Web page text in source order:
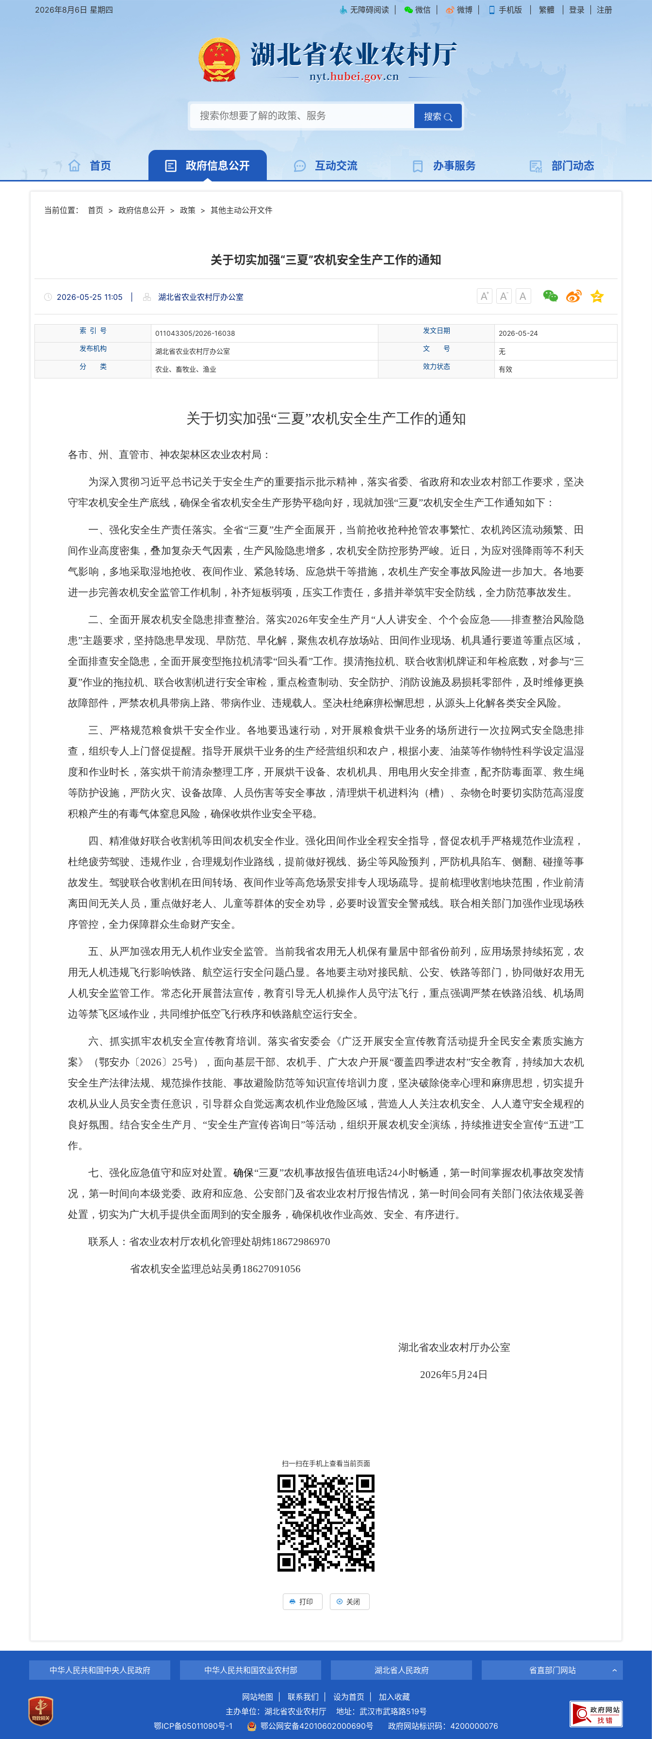
2026年8月6日 星期四 无障碍阅读 微信 微博 手机版 繁體 登录 注册
搜索
首页 政府信息公开 互动交流 办事服务 部门动态
当前位置： 首页 > 政府信息公开 > 政策 > 其他主动公开文件
关于切实加强“三夏”农机安全生产工作的通知
2026-05-25 11:05 湖北省农业农村厅办公室
索 引 号 011043305/2026-16038 发文日期
2026-05-24
发布机构
湖北省农业农村厅办公室 文 号
无
分
类 农业、畜牧业、渔业 效力状态 有效
关于切实加强“三夏”农机安全生产工作的通知
各市、州、直管市、神农架林区农业农村局：
为深入贯彻习近平总书记关于安全生产的重要指示批示精神，落实省委、 省政府和农业农村部工作要求，坚决
守牢农机安全生产底线，确保全省农机安全生产形势平稳向好，现就加强“三夏”农机安全生产工作通知如下：
一、 强化安全生产责任落实。 全省“三夏”生产全面展开， 当前抢收抢种抢管农事繁忙、农机跨区流动频繁、田
间作业高度密集，叠加复杂天气因素，生产风险隐患增多，农机安全防控形势严峻。近日 ， 为应对强降雨等不利天
气影响，多地采取湿地抢收、夜间作业、紧急转场、应急烘干等措施，农机生产安全事故风险进一步加大。各地要
进一步完善农机安全监管工作机制 ，补齐短板弱项，压实工作责任，多措并举筑牢安全防线，全力防范事故发生。
二、全面开展农机安全隐患排查整治。落实2026年安全生产月 “人人讲安全、个个会应急——排查整治风险隐
患”主题要求， 坚持隐患早发现、早防范、早化解，聚焦农机存放场站、田间作业现场、机具通行要道等重点区域，
全面排查安全隐患 ，全面开展变型拖拉机清零“回头看”工作。摸清拖拉机、联合收割机牌证和年检底数，对参与“三
夏”作业的拖拉机、联合收割机进行安全审检，重点检查制动、安全防护、消防设施及易损耗零部件，及时维修更换
故障部件，严禁农机具带病上路、带病作业、违规载人 。坚决杜绝麻痹松懈思想，从源头上化解各类安全风险。
三 、 严格规范粮食烘干安全作业。 各地要迅速行动， 对开展粮食烘干业务的场所进行一次拉网式安全隐患排
查，组织专人上门督促提醒。 指导开展烘干业务的生产经营组织和农户，根据小麦、油菜等作物特性科学设定温湿
度和作业时长，落实烘干前清杂整理工序，开展烘干设备、农机机具、用电用火安全排查，配齐防毒面罩、救生绳
等防护设施，严防火灾、设备故障、人员伤害等安全事故，清理烘干机进料沟（槽）
、杂物仓时要切实防范高湿度
积粮产生的有毒气体窒息风险，确保收烘作业安全平稳。
四 、 精准做好联合收割机等 田间农机安全作业。强化田间作业全程安全指导，督促农机手严格规范作业流程，
杜绝疲劳驾驶、违规作业，合理规划作业路线，提前做好视线、扬尘等风险预判，严防机具陷车、侧翻、碰撞等事
故发生。驾驶联合收割机在田间转场、夜间作业等高危场景安排专人现场疏导。提前梳理收割地块范围，作业前清
离田间无关人员，重点做好老人、儿童等群体的安全劝导，必要时设置安全警戒线。联合相关部门加强作业现场秩
序管控，全力保障群众生命财产安全。
五、 从严加强农用无人机作业安全监管。
当前我省农用无人机保有量居中部省份前列，应用场景持续拓宽，农
用无人机违规飞行影响铁路、航空运行安全问题凸显。各地要主动对接民航、公安、铁路等部门，协同做好农用无
人机安全监管工作。常态化开展普法宣传，教育引导无人机操作人员守法飞行，重点强调严禁在铁路沿线、机场周
边等禁飞区域作业，共同维护低空飞行秩序和铁路航空运行安全。
六、 抓实抓牢农机安全宣传教育培训。落实省安委会《广泛开展安全宣传教育活动提升全民安全素质实施方
案》（鄂安办 〔2026〕 25号）， 面向基层干部、农机手、广大农户开展“覆盖四季进农村”安全教育，持续加大农机
安全生产法律法规、规范操作技能、事故避险防范等知识宣传培训力度， 坚决破除侥幸心理和麻痹思想，切实提升
农机从业人员安全责任意识，引导群众自觉远离农机作业危险区域，营造人人关注农机安全、人人遵守安全规程的
良好氛围。结合安全生产月、 “安全生产宣传咨询日 ”等活动， 组织开展农机安全演练，持续推进安全宣传“五进”工
作。
七、 强化应急值守和应对处置。 确保“三夏”农机事故报告值班电话24小时畅通，第一时间掌握农机事故突发情
况，第一时间向本级党委、政府和应急、公安部门及省农业农村厅报告情况， 第一时间会同有关部门依法依规妥善
处置，切实为广大机手提供全面周到的安全服务，确保机收作业高效、安全、有序进行。
联系人：省农业农村厅农机化管理处胡炜18672986970
省农机安全监理总站吴勇18627091056
湖北省农业农村厅办公室
2026年5 月 24日
扫一扫在手机上查看当前页面
打印 关闭
中华人民共和国中央人民政府 中华人民共和国农业农村部 湖北省人民政府 省直部门网站
网站地图 联系我们 设为首页
加入收藏
主办单位：湖北省农业农村厅
地址：武汉市武珞路519号
鄂ICP备05011090号-1
鄂公网安备42010602000690号 政府网站标识码：4200000076